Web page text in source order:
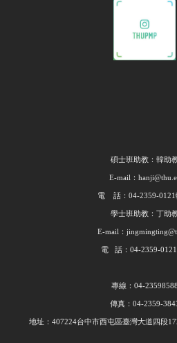
碩士班助教：韓助
E-mail：
電 話：04-2359-0121
學士班助教：丁助
E-mail：
電 話：04-2359-0121
專線：04-23598588
傳真：04-2359-
地址：407224台中市西屯區臺灣大道四段